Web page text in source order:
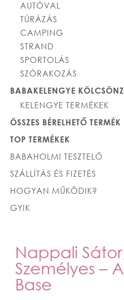
AUTÓVAL
TÚRÁZÁS
CAMPING
STRAND
SPORTOLÁS
SZÓRAKOZÁS
BABAKELENGYE
KELENGYE TERMÉKEK
ÖSSZES BÉRELHETŐ TERMÉK
TOP TERMÉKEK
BABAHOLMI TESZTELŐ
SZÁLLÍTÁS ÉS FIZETÉS
HOGYAN MŰKÖDIK?
GYIK
Nappali
Személyes –
Base